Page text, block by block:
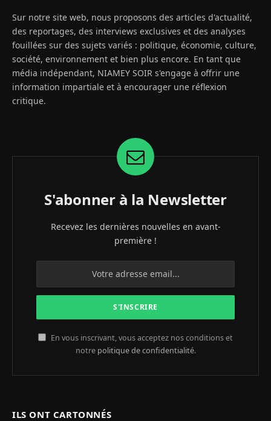
Sur notre site web, nous proposons des articles d'actualité,
des reportages, des interviews exclusives et des analyses
fouillées sur des sujets variés : politique, économie, culture,
société, environnement et bien plus encore. En tant que
média indépendant, NIAMEY SOIR s'engage à offrir une
information impartiale et à encourager une réflexion
critique.
S'abonner à la Newsletter
Recevez les dernières nouvelles en avant-
première !
En vous inscrivant, vous acceptez nos conditions et
notre politique de confidentialité.
ILS ONT CARTONNÉS